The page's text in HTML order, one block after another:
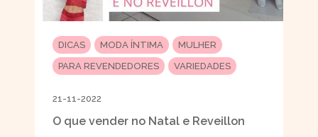
DICAS MODA ÍNTIMA
MULHER
PARA REVENDEDORES
VARIEDADES
21-11-2022
O que vender no Natal e Reveillon